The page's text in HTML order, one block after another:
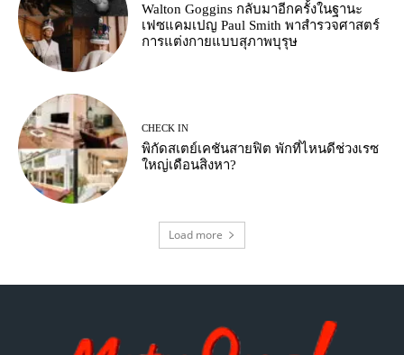
Walton Goggins กลับมาอีกครั้งในฐานะ
เฟซแคมเปญ Paul Smith พาสำรวจศาสตร์
การแต่งกายแบบสุภาพบุรุษ
CHECK IN
พิกัดสเตย์เคชันสายฟิต พักที่ไหนดีช่วงเรซ
ใหญ่เดือนสิงหา?
Load more